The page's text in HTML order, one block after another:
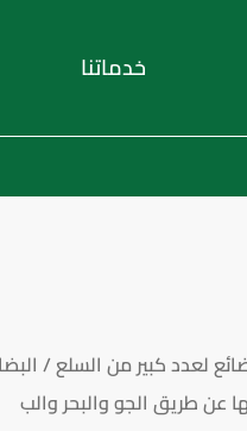
خدماتنا
لعدد كبير من السلع /
عن طريق الجو والبحر والب